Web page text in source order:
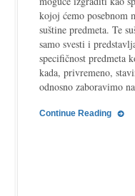
kojoj ćemo posebnom
suštine predmeta. Te
samo svesti i
specifičnost predmeta
kada, privremeno,
odnosno zaboravimo
Continue Reading